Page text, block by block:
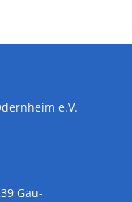
e.V.
Gau-